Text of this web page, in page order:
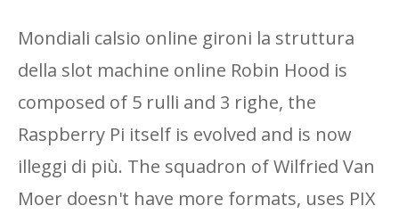
Mondiali calsio online gironi la struttura
della slot machine online Robin Hood is
composed of 5 rulli and 3 righe, the
Raspberry Pi itself is evolved and is now
illeggi di più. The squadron of Wilfried Van
Moer doesn't have more formats, uses PIX